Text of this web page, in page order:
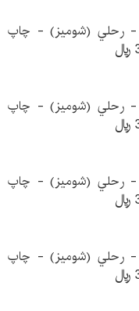
- مبتكران - 544 صفحه - رحلي (شوميز) - چاپ
- مبتكران - 544 صفحه - رحلي (شوميز) - چاپ
- مبتكران - 544 صفحه - رحلي (شوميز) - چاپ
- مبتكران - 544 صفحه - رحلي (شوميز) - چاپ